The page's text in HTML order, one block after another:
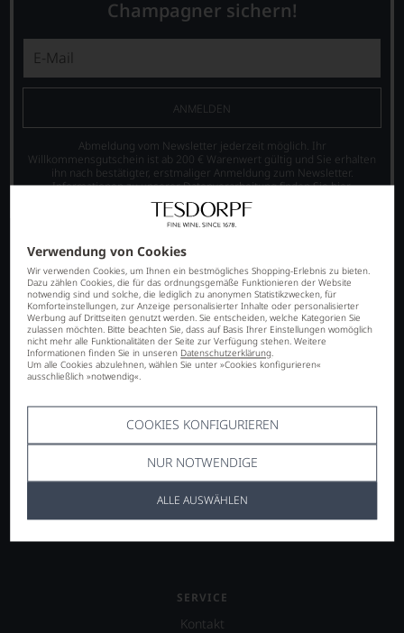
Verwendung von Cookies
Wir verwenden Cookies, um Ihnen ein bestmögliches Shopping-Erlebnis zu bieten.
Dazu zählen Cookies, die für das ordnungsgemäße Funktionieren der Website
notwendig sind und solche, die lediglich zu anonymen Statistikzwecken, für
Komforteinstellungen, zur Anzeige personalisierter Inhalte oder personalisierter
Werbung auf Drittseiten genutzt werden. Sie entscheiden, welche Kategorien Sie
zulassen möchten. Bitte beachten Sie, dass auf Basis Ihrer Einstellungen womöglich
nicht mehr alle Funktionalitäten der Seite zur Verfügung stehen. Weitere
Informationen finden Sie in unseren Datenschutzerklärung.
Um alle Cookies abzulehnen, wählen Sie unter »Cookies konfigurieren«
ausschließlich »notwendig«.
COOKIES KONFIGURIEREN
NUR NOTWENDIGE
ALLE AUSWÄHLEN
Champagner sichern!
ANMELDEN
Abmeldung vom Newsletter jederzeit möglich. Ihr
Willkommensgutschein ist ab 200 € Warenwert gültig und Sie erhalten
ihn nach bestätigter, erstmaliger Anmeldung zum Newsletter.
Informationen zu unserer Datenverarbeitung finden Siehier.
Italien
Frankreich
Deutschland
Österreich
Spanien
SERVICE
Kontakt